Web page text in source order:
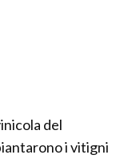
del
i vitigni